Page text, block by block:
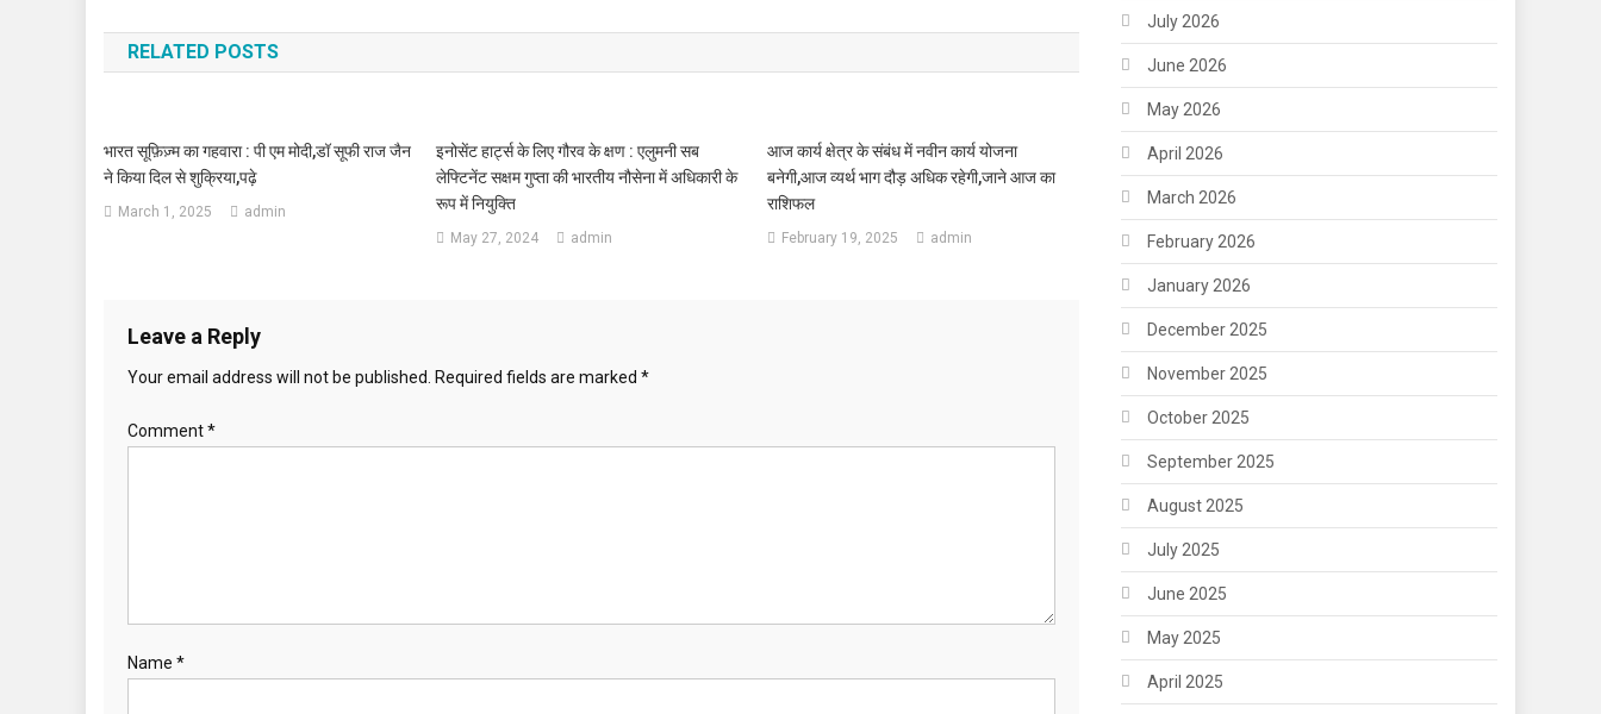
RELATED POSTS
भारत सूफ़िज़्म का गहवारा : पी एम मोदी,डॉ सूफी राज जैन
ने किया दिल से शुक्रिया,पढ़े
March 1, 2025 admin
इनोसेंट हार्ट्स के लिए गौरव के क्षण : एलुमनी सब
लेफ्टिनेंट सक्षम गुप्ता की भारतीय नौसेना में अधिकारी के
रूप में नियुक्ति
May 27, 2024 admin
आज कार्य क्षेत्र के संबंध में नवीन कार्य योजना
बनेगी,आज व्यर्थ भाग दौड़ अधिक रहेगी,जाने आज का
राशिफल
February 19, 2025 admin
Leave a Reply
Your email address will not be published. Required fields are marked *
Comment*
Name *
July 2026
June 2026
May 2026
April 2026
March 2026
February 2026
January 2026
December 2025
November 2025
October 2025
September 2025
August 2025
July 2025
June 2025
May 2025
April 2025